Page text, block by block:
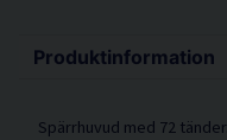
Produktinformation
Spärrhuvud med 72 tänder.